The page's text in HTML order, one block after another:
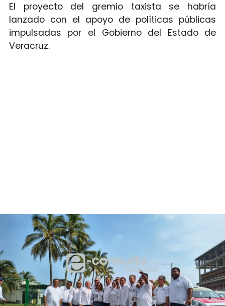
El proyecto del gremio taxista se habría
lanzado con el apoyo de políticas públicas
impulsadas por el Gobierno del Estado de
Veracruz.